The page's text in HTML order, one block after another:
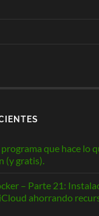
programa que hace lo
(y gratis).
– Parte 21:
ahorrando